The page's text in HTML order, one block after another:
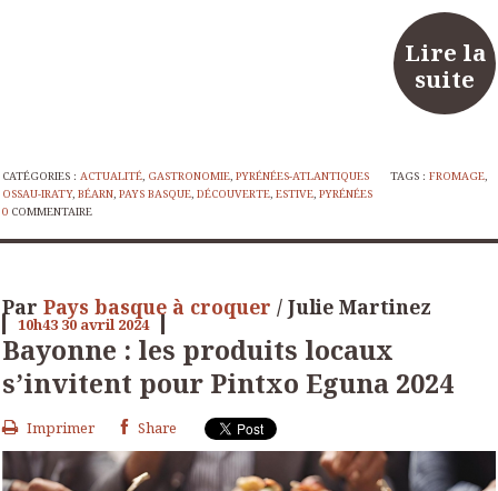
Lire la
suite
CATÉGORIES : ACTUALITÉ, GASTRONOMIE, PYRÉNÉES-ATLANTIQUES TAGS :FROMAGE,
OSSAU-IRATY, BÉARN, PAYS BASQUE, DÉCOUVERTE, ESTIVE, PYRÉNÉES
0 COMMENTAIRE
Par Pays basque à croquer / Julie Martinez
10h43 30 avril 2024
Bayonne : les produits locaux
s’invitent pour Pintxo Eguna 2024
Imprimer Share